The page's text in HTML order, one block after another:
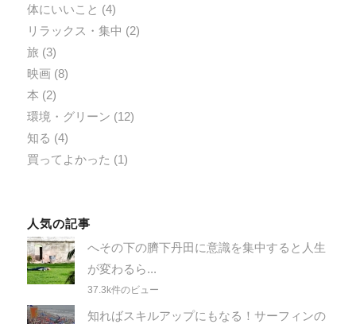
体にいいこと (4)
リラックス・集中 (2)
旅 (3)
映画 (8)
本 (2)
環境・グリーン (12)
知る (4)
買ってよかった (1)
人気の記事
へその下の臍下丹田に意識を集中すると人生
が変わるら...
37.3k件のビュー
知ればスキルアップにもなる！サーフィンの